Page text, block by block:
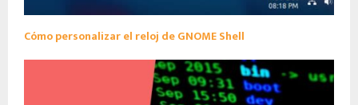
Cómo personalizar el reloj de GNOME Shell